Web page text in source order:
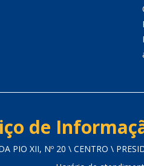
de
PIO XII, Nº 20 \ CENTRO \